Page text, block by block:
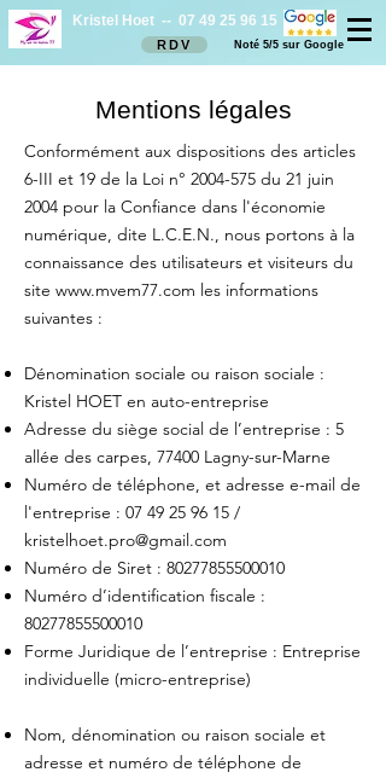
Kristel Hoet -- 07 49 25 96 15
Noté 5/5 sur Google
RDV
Mentions légales
Conformément aux dispositions des articles
6-III et 19 de la Loi n° 2004-575 du 21 juin
2004 pour la Confiance dans l'économie
numérique, dite L.C.E.N., nous portons à la
connaissance des utilisateurs et visiteurs du
site www.mvem77.com les informations
suivantes :
Dénomination sociale ou raison sociale :
Kristel HOET en auto-entreprise
Adresse du siège social de l’entreprise : 5
allée des carpes, 77400 Lagny-sur-Marne
Numéro de téléphone, et adresse e-mail de
l'entreprise : 07 49 25 96 15 /
kristelhoet.pro@gmail.com
Numéro de Siret : 80277855500010
Numéro d’identification fiscale :
80277855500010
Forme Juridique de l’entreprise : Entreprise
individuelle (micro-entreprise)
Nom, dénomination ou raison sociale et
adresse et numéro de téléphone de